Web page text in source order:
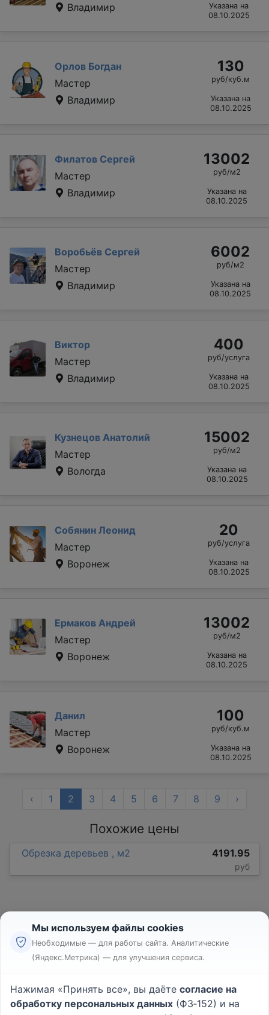
Владимир
Указана на
08.10.2025
Орлов Богдан
Мастер
Владимир
130
руб/куб.м
Указана на
08.10.2025
Филатов Сергей
Мастер
Владимир
13002
руб/м2
Указана на
08.10.2025
Воробьёв Сергей
Мастер
Владимир
6002
руб/м2
Указана на
08.10.2025
Виктор
Мастер
Владимир
400
руб/услуга
Указана на
08.10.2025
Кузнецов Анатолий
Мастер
Вологда
15002
руб/м2
Указана на
08.10.2025
Собянин Леонид
Мастер
Воронеж
20
руб/услуга
Указана на
08.10.2025
Ермаков Андрей
Мастер
Воронеж
13002
руб/м2
Указана на
08.10.2025
Данил
Мастер
Воронеж
100
руб/куб.м
Указана на
08.10.2025
‹ 1 2 3 4 5 6 7 8 9 ›
Похожие цены
Обрезка деревьев , м2 4191.95
руб
Реклама
Пользовательское соглашение
Политика конфиденциальности
Мы используем файлы cookies
Необходимые — для работы сайта. Аналитические
(Яндекс.Метрика) — для улучшения сервиса.
Нажимая «Принять все», вы даёте согласие на
обработку персональных данных (ФЗ‑152) и на